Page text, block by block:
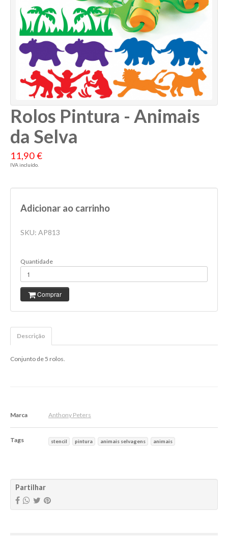
Rolos Pintura - Animais
da Selva
11,90 €
IVA incluído.
Adicionar ao carrinho
SKU: AP813
Quantidade
Comprar
Descrição
Conjunto de 5 rolos.
Marca Anthony Peters
Tags stencil pintura animais selvagens animais
Partilhar